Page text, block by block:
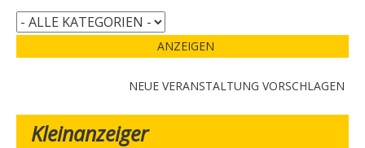
ANZEIGEN
NEUE VERANSTALTUNG VORSCHLAGEN
Kleinanzeiger